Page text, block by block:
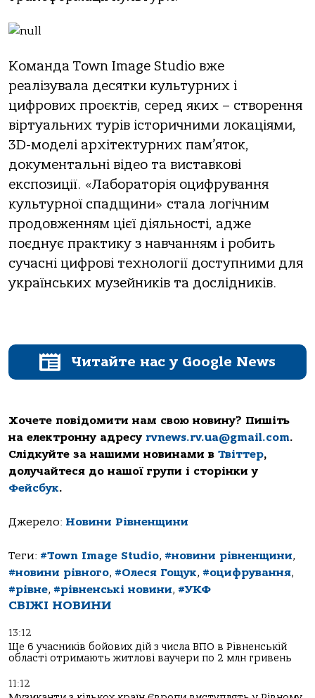
Команда Town Image Studio вже
реалізувала десятки культурних і
цифрових проєктів, серед яких – створення
віртуальних турів історичними локаціями,
3D-моделі архітектурних пам’яток,
документальні відео та виставкові
експозиції. «Лабораторія оцифрування
культурної спадщини» стала логічним
продовженням цієї діяльності, адже
поєднує практику з навчанням і робить
сучасні цифрові технології доступними для
українських музейників та дослідників.
Читайте нас у Google News
Хочете повідомити нам свою новину? Пишіть
на електронну адресу rvnews.rv.ua@gmail.com.
Слідкуйте за нашими новинами в Твіттер,
долучайтеся до нашої групи і сторінки у
Фейсбук.
Джерело: Новини Рівненщини
Теги: #Town Image Studio, #новини рівненщини,
#новини рівного, #Олеся Гощук, #оцифрування,
#рівне, #рівненські новини, #УКФ
СВІЖІ НОВИНИ
13:12
Ще 6 учасників бойових дій з числа ВПО в Рівненській
області отримають житлові ваучери по 2 млн гривень
11:12